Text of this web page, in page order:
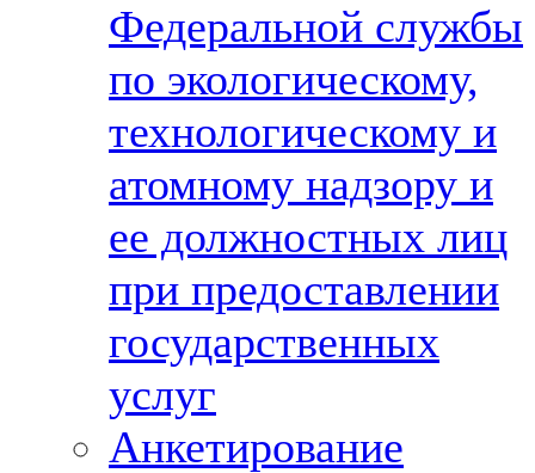
Федеральной службы
по экологическому,
технологическому и
атомному надзору и
ее должностных лиц
при предоставлении
государственных
услуг
Анкетирование